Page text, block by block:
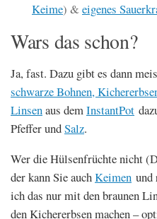
Keime) &eigenes
Wars das schon?
Ja, fast. Dazu gibt es dann
schwarze Bohnen,
Linsenaus demInstantPot
Pfeffer undSalz.
Wer die Hülsenfrüchte nicht
der kann Sie auchKeimen und
ich das nur mit den braunen
den Kichererbsen machen –